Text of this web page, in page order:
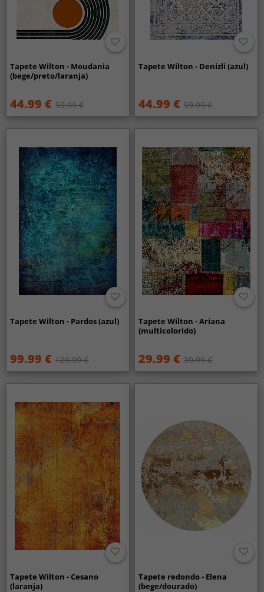
Tapete Wilton - Moudania
(bege/preto/laranja)
44.99 € 59.99 €
Tapete Wilton - Denizli (azul)
44.99 € 59.99 €
Tapete Wilton - Pardos (azul)
99.99 € 129.99 €
Tapete Wilton - Ariana
(multicolorido)
29.99 € 39.99 €
Tapete Wilton - Cesano
(laranja)
Tapete redondo - Elena
(bege/dourado)